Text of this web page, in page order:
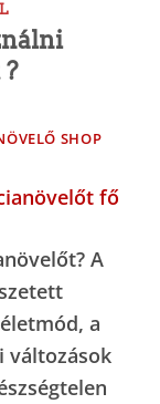
SHOP
A
a
változások